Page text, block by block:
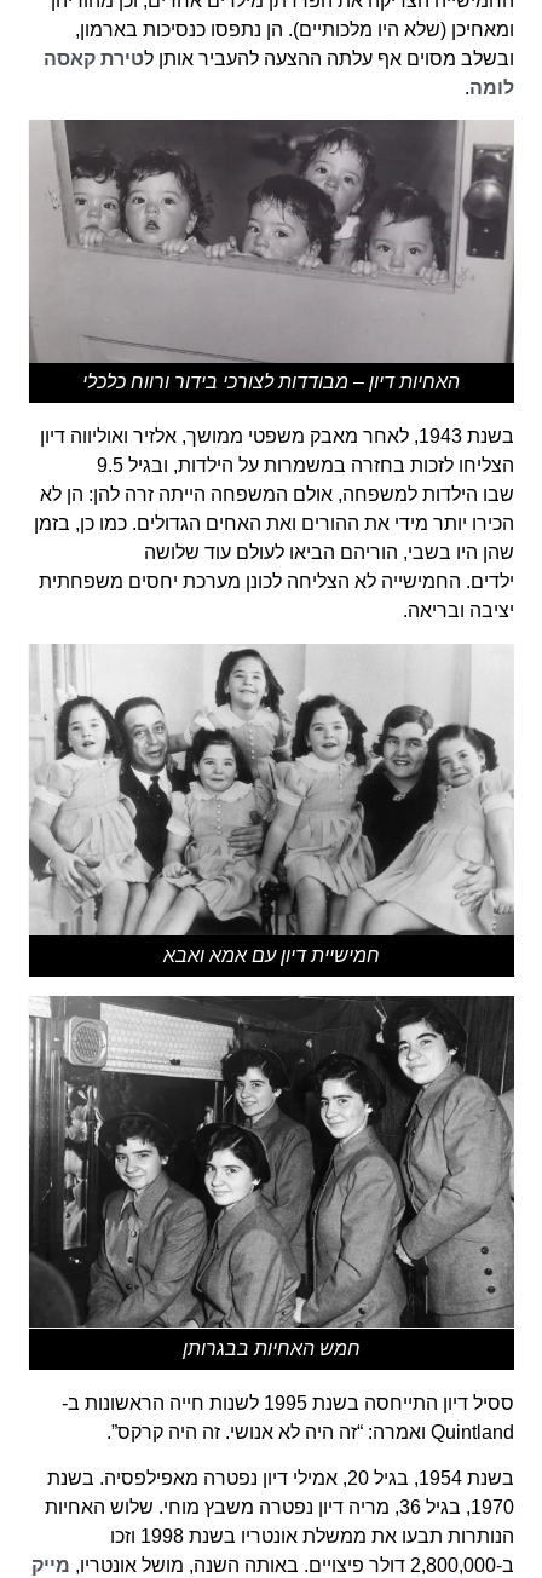
ומאחיכן (שלא היו מלכותיים). הן נתפסו כנסיכות בארמון,
ובשלב מסוים אף עלתה ההצעה להעביר אותן לטירת קאסה
לומה.
האחיות דיון – מבודדות לצורכי בידור ורווח כלכלי
בשנת 1943, לאחר מאבק משפטי ממושך, אלזיר ואוליווה דיון
הצליחו לזכות בחזרה במשמרות על הילדות, ובגיל 9.5
שבו הילדות למשפחה, אולם המשפחה הייתה זרה להן: הן לא
הכירו יותר מידי את ההורים ואת האחים הגדולים. כמו כן, בזמן
שהן היו בשבי, הוריהם הביאו לעולם עוד שלושה
ילדים. החמישייה לא הצליחה לכונן מערכת יחסים משפחתית
יציבה ובריאה.
חמישיית דיון עם אמא ואבא
חמש האחיות בבגרותן
ססיל דיון התייחסה בשנת 1995 לשנות חייה הראשונות ב-
Quintland ואמרה: “זה היה לא אנושי. זה היה קרקס”.
בשנת 1954, בגיל 20, אמילי דיון נפטרה מאפילפסיה. בשנת
1970, בגיל 36, מריה דיון נפטרה משבץ מוחי. שלוש האחיות
הנותרות תבעו את ממשלת אונטריו בשנת 1998 וזכו
ב-2,800,000 דולר פיצויים. באותה השנה, מושל אונטריו,
מייק